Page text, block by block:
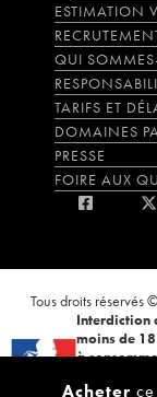
Acheter
ESTIMATION
QUI
TARIFS ET
DOMAINES
PRESSE
FOIRE AUX
Tous droits réservés
Interdiction
moins de
à